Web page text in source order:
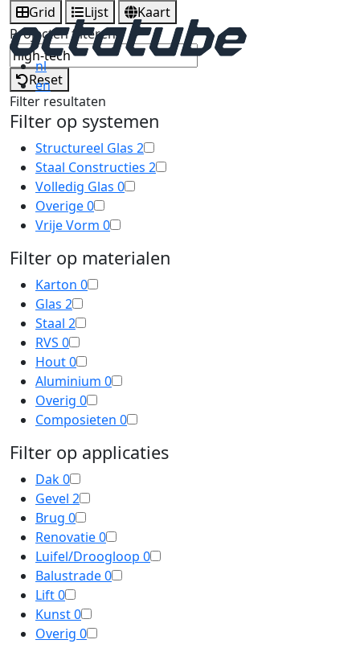
nl
en
Grid Lijst
Kaart
Projecten filteren
Reset
Filter resultaten
Filter op systemen
Structureel Glas 2
Staal Constructies 2
Volledig Glas 0
Overige0
Vrije Vorm 0
Filter op materialen
Karton 0
Glas 2
Staal 2
RVS 0
Hout0
Aluminium 0
Overig 0
Composieten 0
Filter op applicaties
Dak0
Gevel 2
Brug 0
Renovatie0
Luifel/Droogloop 0
Balustrade0
Lift0
Kunst0
Overig 0